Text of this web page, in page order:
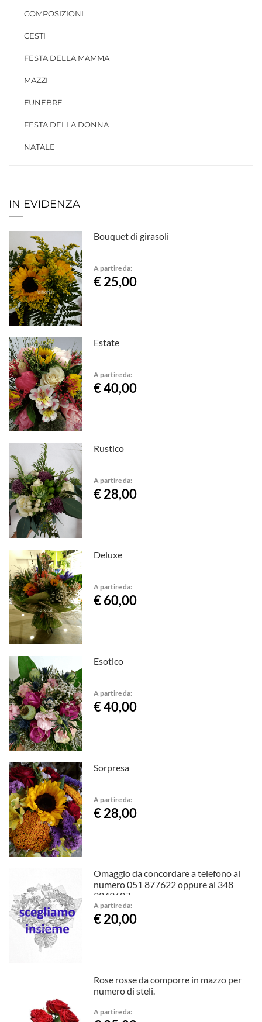
COMPOSIZIONI
CESTI
FESTA DELLA MAMMA
MAZZI
FUNEBRE
FESTA DELLA DONNA
NATALE
IN EVIDENZA
Bouquet di girasoli
A partire da:
€ 25,00
Estate
A partire da:
€ 40,00
Rustico
A partire da:
€ 28,00
Deluxe
A partire da:
€ 60,00
Esotico
A partire da:
€ 40,00
Sorpresa
A partire da:
€ 28,00
Omaggio da concordare a telefono al
numero 051 877622 oppure al 348
3243607
A partire da:
€ 20,00
Rose rosse da comporre in mazzo per
numero di steli.
A partire da: